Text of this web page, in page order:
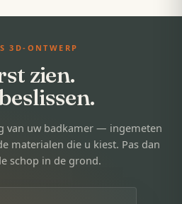
3D-ONTWERP
zien.
van uw badkamer — ingemeten
materialen die u kiest. Pas dan
schop in de grond.